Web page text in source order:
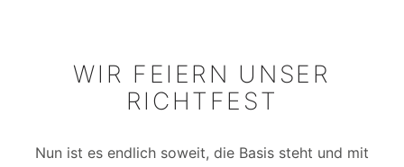
WIR FEIERN UNSER
RICHTFEST
Nun ist es endlich soweit, die Basis steht und mit